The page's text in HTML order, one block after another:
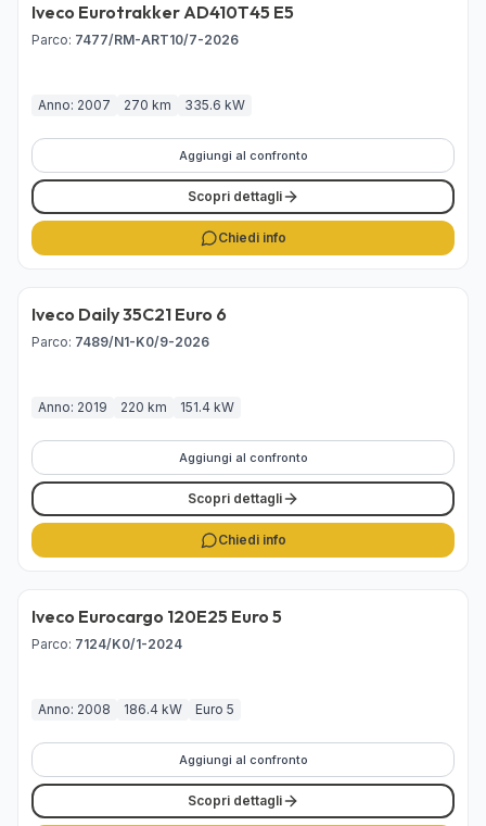
Venduto
Iveco Eurotrakker AD410T45 E5
Parco: 7477/RM-ART10/7-2026
Anno: 2007 270 km 335.6 kW
Aggiungi al confronto
Scopri dettagli
Chiedi info
Disponibile
Iveco Daily 35C21 Euro 6
Parco: 7489/N1-K0/9-2026
Anno: 2019 220 km 151.4 kW
Aggiungi al confronto
Scopri dettagli
Chiedi info
Venduto
Iveco Eurocargo 120E25 Euro 5
Parco: 7124/K0/1-2024
Anno: 2008 186.4 kW Euro 5
Aggiungi al confronto
Scopri dettagli